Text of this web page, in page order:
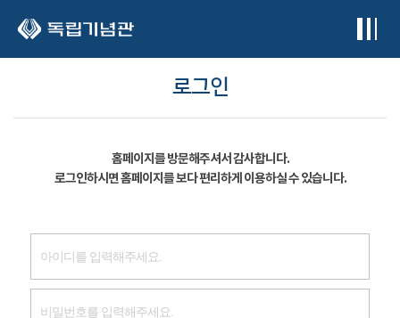
로그인
홈페이지를 방문해주셔서 감사합니다.
로그인하시면 홈페이지를 보다 편리하게 이용하실 수 있습니다.